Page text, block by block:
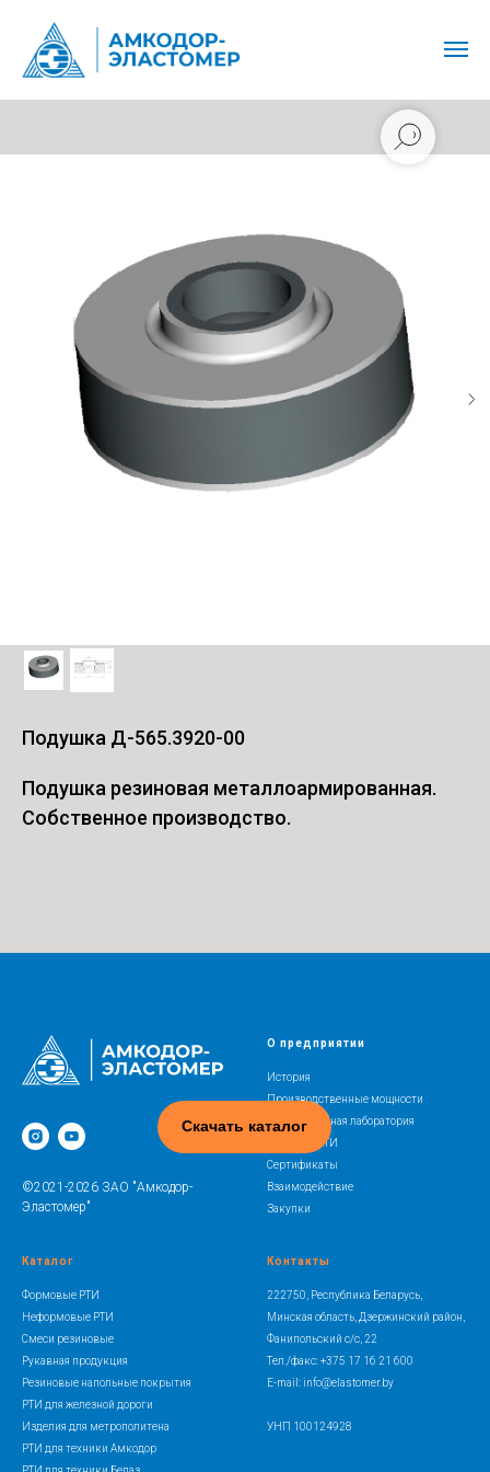
Подушка Д-565.3920-00
Подушка резиновая металлоармированная.
Собственное производство.
Скачать каталог
©2021-2026 ЗАО "Амкодор-
Эластомер"
О предприятии
История
Производственные мощности
Испытательная лаборатория
Освоение РТИ
Сертификаты
Взаимодействие
Закупки
Каталог
Формовые РТИ
Неформовые РТИ
Смеси резиновые
Рукавная продукция
Резиновые напольные покрытия
РТИ для железной дороги
Изделия для метрополитена
РТИ для техники Амкодор
Контакты
222750, Республика Беларусь,
Минская область, Дзержинский район,
Фанипольский с/с, 22
Тел./факс: +375 17 16 21 600
E-mail: info@elastomer.by
УНП 100124928